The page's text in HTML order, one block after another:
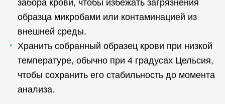
забора крови, чтобы избежать загрязнения
образца микробами или контаминацией из
внешней среды.
Хранить собранный образец крови при низкой
температуре, обычно при 4 градусах Цельсия,
чтобы сохранить его стабильность до момента
анализа.